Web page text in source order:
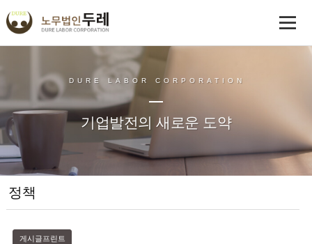
DURE LABOR CORPORATION
기업발전의 새로운 도약
정책
게시글프린트